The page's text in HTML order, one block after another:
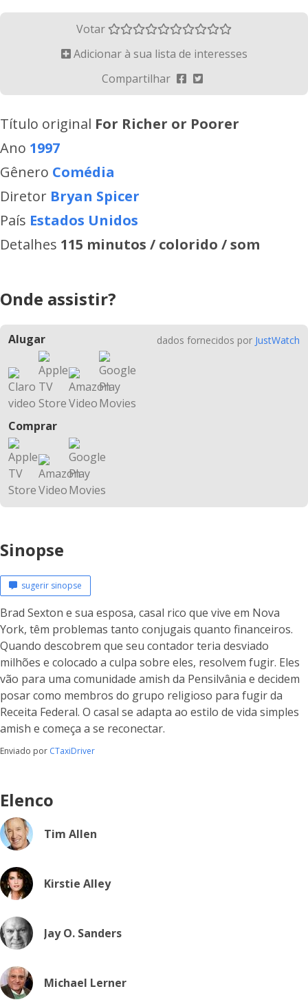
Votar
Adicionar à sua lista de interesses
Compartilhar
Título original For Richer or Poorer
Ano 1997
Gênero Comédia
Diretor Bryan Spicer
País Estados Unidos
Detalhes 115 minutos / colorido / som
Onde assistir?
Alugar
Comprar
dados fornecidos por JustWatch
Sinopse
sugerir sinopse
Brad Sexton e sua esposa, casal rico que vive em Nova
York, têm problemas tanto conjugais quanto financeiros.
Quando descobrem que seu contador teria desviado
milhões e colocado a culpa sobre eles, resolvem fugir. Eles
vão para uma comunidade amish da Pensilvânia e decidem
posar como membros do grupo religioso para fugir da
Receita Federal. O casal se adapta ao estilo de vida simples
amish e começa a se reconectar.
Enviado por CTaxiDriver
Elenco
Tim Allen
Kirstie Alley
Jay O. Sanders
Michael Lerner